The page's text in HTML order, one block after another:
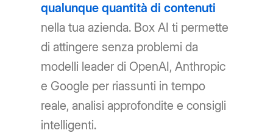
qualunque quantità di contenuti
nella tua azienda. Box AI ti permette
di attingere senza problemi da
modelli leader di OpenAI, Anthropic
e Google per riassunti in tempo
reale, analisi approfondite e consigli
intelligenti.